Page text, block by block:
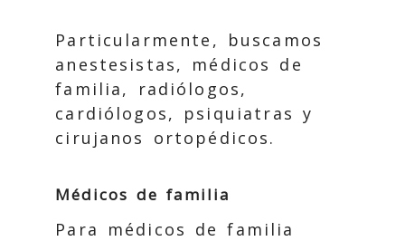
Particularmente, buscamos
anestesistas, médicos de
familia, radiólogos,
cardiólogos, psiquiatras y
cirujanos ortopédicos.
Médicos de familia
Para médicos de familia